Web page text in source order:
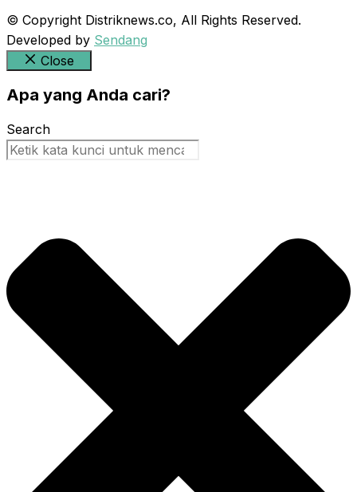
© Copyright Distriknews.co, All Rights Reserved.
Developed by Sendang
Close
Apa yang Anda cari?
Search